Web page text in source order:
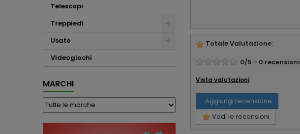
Telescopi
Treppiedi
Usato
Videogiochi
MARCHI
Totale Valutazione:
0/5 - 0 recensioni
Vista valutazioni
Aggiungi recensione
Vedi le recensioni